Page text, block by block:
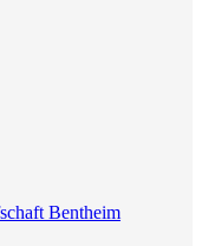
Bentheim